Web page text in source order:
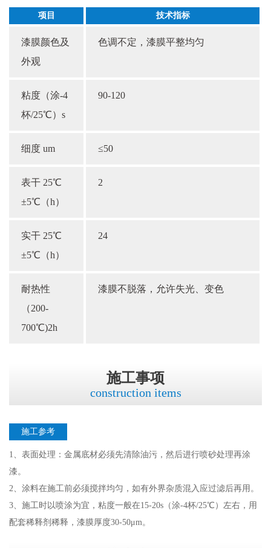
项目 技术指标
漆膜颜色及
外观
色调不定，漆膜平整均匀
粘度（涂-4
杯/25℃）s
90-120
细度 um ≤50
表干 25℃
±5℃（h）
2
实干 25℃
±5℃（h）
24
耐热性
（200-
700℃)2h
漆膜不脱落，允许失光、变色
施工事项
construction items
施工参考
1、表面处理：金属底材必须先清除油污，然后进行喷砂处理再涂
漆。
2、涂料在施工前必须搅拌均匀，如有外界杂质混入应过滤后再用。
3、施工时以喷涂为宜，粘度一般在15-20s（涂-4杯/25℃）左右，用
配套稀释剂稀释，漆膜厚度30-50μm。